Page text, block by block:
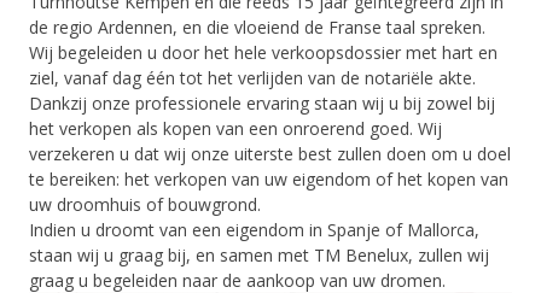
de regio Ardennen, en die vloeiend de Franse taal spreken.
Wij begeleiden u door het hele verkoopsdossier met hart en
ziel, vanaf dag één tot het verlijden van de notariële akte.
Dankzij onze professionele ervaring staan wij u bij zowel bij
het verkopen als kopen van een onroerend goed. Wij
verzekeren u dat wij onze uiterste best zullen doen om u doel
te bereiken: het verkopen van uw eigendom of het kopen van
uw droomhuis of bouwgrond.
Indien u droomt van een eigendom in Spanje of Mallorca,
staan wij u graag bij, en samen met TM Benelux, zullen wij
graag u begeleiden naar de aankoop van uw dromen.